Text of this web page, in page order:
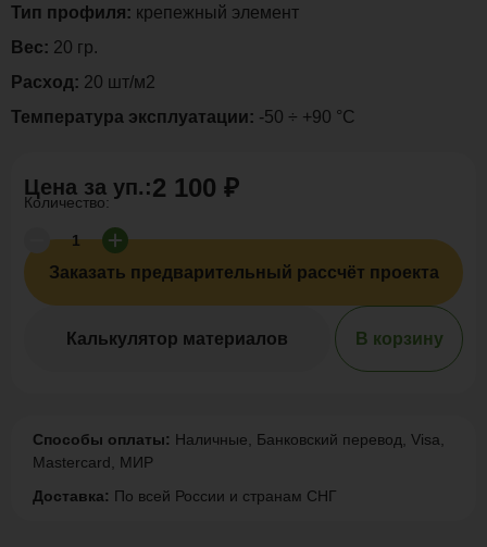
Цена за уп.:2 100 ₽
Количество:
Заказать предварительный рассчёт проекта
Калькулятор материалов В корзину
Способы оплаты: Наличные, Банковский перевод, Visa,
Mastercard, МИР
Доставка: По всей России и странам СНГ
Тип профиля: крепежный элемент
Вес: 20 гр.
Расход: 20 шт/м2
Температура эксплуатации: -50 ÷ +90 °C